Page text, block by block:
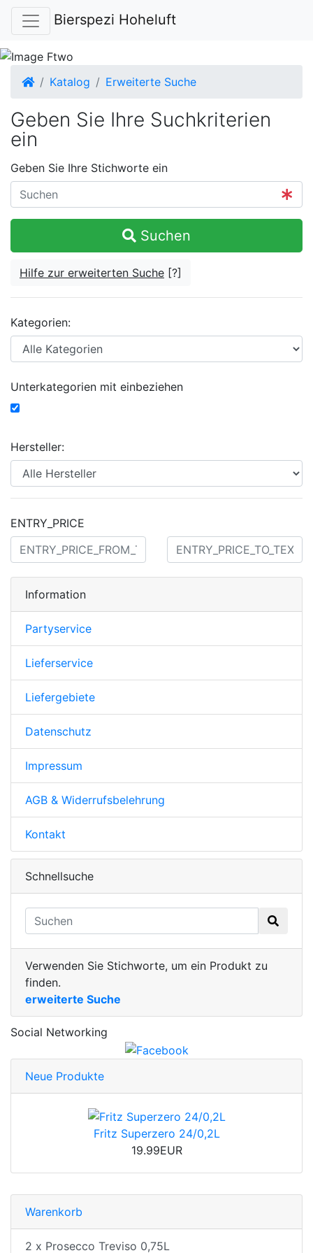
Bierspezi Hoheluft
Startseite
Katalog Erweiterte Suche
Geben Sie Ihre Suchkriterien
ein
Geben Sie Ihre Stichworte ein
Suchen
Hilfe zur erweiterten Suche [?]
Kategorien:
Unterkategorien mit einbeziehen
Hersteller:
ENTRY_PRICE
Information
Partyservice
Lieferservice
Liefergebiete
Datenschutz
Impressum
AGB & Widerrufsbelehrung
Kontakt
Schnellsuche
Verwenden Sie Stichworte, um ein Produkt zu
finden.
erweiterte Suche
Social Networking
Neue Produkte
Fritz Superzero 24/0,2L
19.99EUR
Warenkorb
2 x Prosecco Treviso 0,75L